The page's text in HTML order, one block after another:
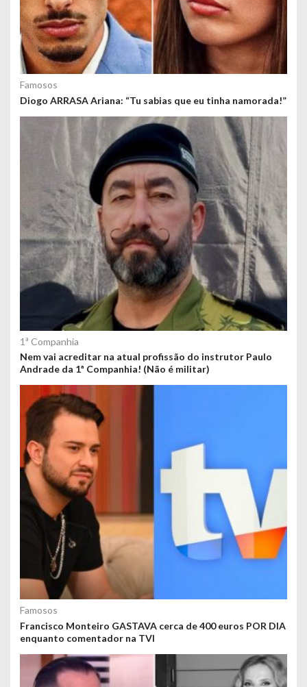
Famosos
Diogo ARRASA Ariana: “Tu sabias que eu tinha namorada!”
1ª Companhia
Nem vai acreditar na atual profissão do instrutor Paulo
Andrade da 1ª Companhia! (Não é militar)
Famosos
Francisco Monteiro GASTAVA cerca de 400 euros POR DIA
enquanto comentador na TVI